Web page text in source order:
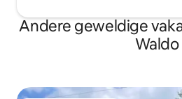
Andere geweldige
Waldo